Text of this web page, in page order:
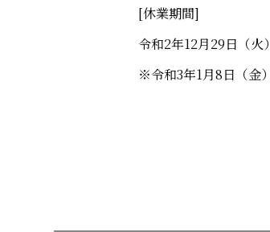
[休業期間]
令和2年12月29日（火
※令和3年1月8日（金